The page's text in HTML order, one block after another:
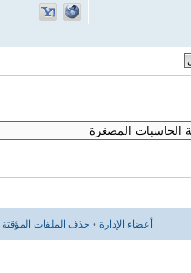
أعضاء الإدارة • حذف الملفات المؤقتة